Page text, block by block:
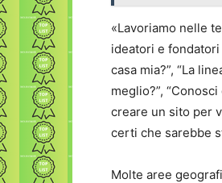
«Lavoriamo nelle
ideatori e
casa mia?”, “La
meglio?”,
creare un sito per
certi che sarebbe
Molte aree